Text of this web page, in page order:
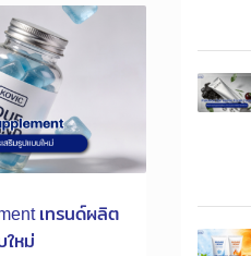
เทรนด์ผลิต
ใหม่